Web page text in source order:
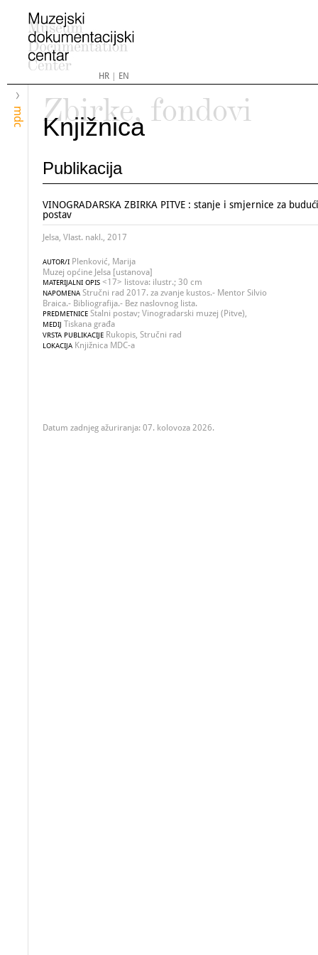
HR| EN
mdc
Zbirke, fondovi
Knjižnica
Publikacija
VINOGRADARSKA ZBIRKA PITVE : stanje i smjernice za
postav
Jelsa, Vlast. nakl., 2017
AUTOR/I Plenković, Marija
Muzej općine Jelsa [ustanova]
MATERIJALNI OPIS <17> listova: ilustr.; 30 cm
NAPOMENA Stručni rad 2017. za zvanje kustos.- Mentor Silvio
Braica.- Bibliografija.- Bez naslovnog lista.
PREDMETNICE Stalni postav; Vinogradarski muzej (Pitve),
MEDIJ Tiskana građa
VRSTA PUBLIKACIJE Rukopis, Stručni rad
LOKACIJA Knjižnica MDC-a
Datum zadnjeg ažuriranja: 07. kolovoza 2026.